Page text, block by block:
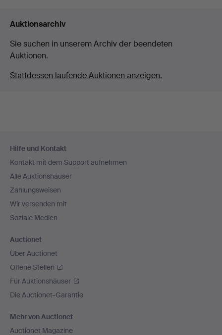
Auktionsarchiv
Sie suchen in unserem Archiv der beendeten
Auktionen.
Stattdessen laufende Auktionen anzeigen.
Navigation
Hilfe und Kontakt
Kontakt mit dem Support aufnehmen
Alle Auktionshäuser
Zahlungsweisen
Wir versenden mit
Soziale Medien
Auctionet
Über Auctionet
Offene Stellen
Für Auktionshäuser
Die Auctionet-Garantie
Mehr von Auctionet
Auctionet Magazine